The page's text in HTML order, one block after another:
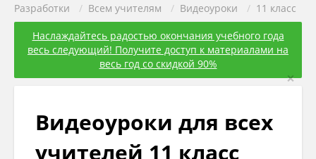
Разработки / Всем учителям / Видеоуроки / 11 класс
Наслаждайтесь радостью окончания учебного года
весь следующий! Получите доступ к материалами на
весь год со скидкой 90%
×
Видеоуроки для всех
учителей 11 класс